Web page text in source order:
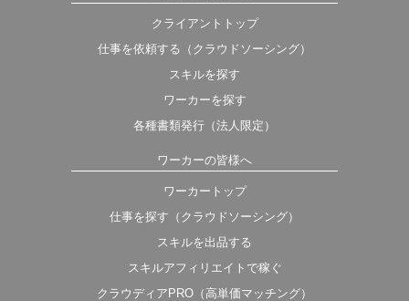
クライアントトップ
仕事を依頼する（クラウドソーシング）
スキルを探す
ワーカーを探す
各種書類発行（法人限定）
ワーカーの皆様へ
ワーカートップ
仕事を探す（クラウドソーシング）
スキルを出品する
スキルアフィリエイトで稼ぐ
クラウディアPRO（高単価マッチング）